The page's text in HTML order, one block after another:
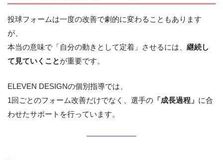
投球フォームは一度の改善で劇的に変わることもあります
が、
本当の意味で「自分の動きとして定着」させるには、 継続し
て見ていくことが重要です。
ELEVEN DESIGNの個別指導では、
1回ごとのフォーム改善だけでなく、選手の 「成長過程」 に合
わせたサポートを行っています。